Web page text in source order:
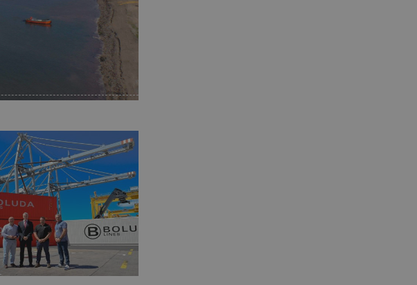
Facebook
X LinkedInWhatsAppPinterest
electrónico